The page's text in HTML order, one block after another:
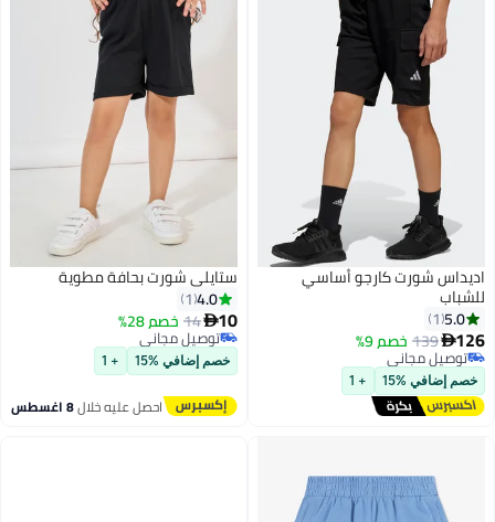
اديداس شورت كارجو أساسي
للشباب
5.0
1
126
139 خصم 9%
توصيل مجاني
توصيل مجاني
خصم إضافي %15 + 1
ستايلي شورت بحافة مطوية
4.0
1
10
14 خصم 28%
توصيل مجاني
توصيل مجاني
خصم إضافي %15 + 1
احصل عليه خلال8 اغسطس